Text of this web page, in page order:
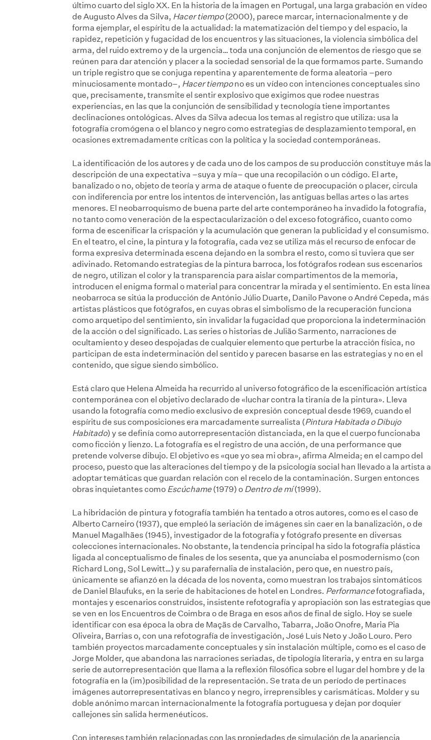
último cuarto del siglo XX. En la historia de la imagen en Portugal, una larga grabación en vídeo
de Augusto Alves da Silva, Hacer tiempo(2000), parece marcar, internacionalmente y de
forma ejemplar, el espíritu de la actualidad: la matematización del tiempo y del espacio, la
rapidez, repetición y fugacidad de los encuentros y las situaciones, la violencia simbólica del
arma, del ruido extremo y de la urgencia… toda una conjunción de elementos de riesgo que se
reúnen para dar atención y placer a la sociedad sensorial de la que formamos parte. Sumando
un triple registro que se conjuga repentina y aparentemente de forma aleatoria –pero
minuciosamente montado–, Hacer tiempono es un vídeo con intenciones conceptuales sino
que, precisamente, transmite el sentir explosivo que exigimos que rodee nuestras
experiencias, en las que la conjunción de sensibilidad y tecnología tiene importantes
declinaciones ontológicas. Alves da Silva adecua los temas al registro que utiliza: usa la
fotografía cromógena o el blanco y negro como estrategias de desplazamiento temporal, en
ocasiones extremadamente críticas con la política y la sociedad contemporáneas.
La identificación de los autores y de cada uno de los campos de su producción constituye más la
descripción de una expectativa –suya y mía– que una recopilación o un código. El arte,
banalizado o no, objeto de teoría y arma de ataque o fuente de preocupación o placer, circula
con indiferencia por entre los intentos de intervención, las antiguas bellas artes o las artes
menores. El neobarroquismo de buena parte del arte contemporáneo ha invadido la fotografía,
no tanto como veneración de la espectacularización o del exceso fotográfico, cuanto como
forma de escenificar la crispación y la acumulación que generan la publicidad y el consumismo.
En el teatro, el cine, la pintura y la fotografía, cada vez se utiliza más el recurso de enfocar de
forma expresiva determinada escena dejando en la sombra el resto, como si tuviera que ser
adivinado. Retomando estrategias de la pintura barroca, los fotógrafos rodean sus escenarios
de negro, utilizan el color y la transparencia para aislar compartimentos de la memoria,
introducen el enigma formal o material para concentrar la mirada y el sentimiento. En esta línea
neobarroca se sitúa la producción de António Júlio Duarte, Danilo Pavone o André Cepeda, más
artistas plásticos que fotógrafos, en cuyas obras el simbolismo de la recuperación funciona
como arquetipo del sentimiento, sin invalidar la fugacidad que proporciona la indeterminación
de la acción o del significado. Las series o historias de Julião Sarmento, narraciones de
ocultamiento y deseo despojadas de cualquier elemento que perturbe la atracción física, no
participan de esta indeterminación del sentido y parecen basarse en las estrategias y no en el
contenido, que sigue siendo simbólico.
Está claro que Helena Almeida ha recurrido al universo fotográfico de la escenificación artística
contemporánea con el objetivo declarado de «luchar contra la tiranía de la pintura». Lleva
usando la fotografía como medio exclusivo de expresión conceptual desde 1969, cuando el
espíritu de sus composiciones era marcadamente surrealista (Pintura Habitada o Dibujo
Habitado) y se definía como autorrepresentación distanciada, en la que el cuerpo funcionaba
como ficción y lienzo. La fotografía es el registro de una acción, de una performance que
pretende volverse dibujo. El objetivo es «que yo sea mi obra», afirma Almeida; en el campo del
proceso, puesto que las alteraciones del tiempo y de la psicología social han llevado a la artista a
adoptar temáticas que guardan relación con el recelo de la contaminación. Surgen entonces
obras inquietantes como Escúchame(1979) o Dentro de mí(1999).
La hibridación de pintura y fotografía también ha tentado a otros autores, como es el caso de
Alberto Carneiro (1937), que empleó la seriación de imágenes sin caer en la banalización, o de
Manuel Magalhães (1945), investigador de la fotografía y fotógrafo presente en diversas
colecciones internacionales. No obstante, la tendencia principal ha sido la fotografía plástica
ligada al conceptualismo de finales de los sesenta, que ya anunciaba el posmodernismo (con
Richard Long, Sol Lewitt…) y su parafernalia de instalación, pero que, en nuestro país,
únicamente se afianzó en la década de los noventa, como muestran los trabajos sintomáticos
de Daniel Blaufuks, en la serie de habitaciones de hotel en Londres. Performancefotografiada,
montajes y escenarios construidos, insistente refotografía y apropiación son las estrategias que
se ven en los Encuentros de Coimbra o de Braga en esos años de final de siglo. Hoy se suele
identificar con esa época la obra de Maçãs de Carvalho, Tabarra, João Onofre, Maria Pia
Oliveira, Barrias o, con una refotografía de investigación, José Luís Neto y João Louro. Pero
también proyectos marcadamente conceptuales y sin instalación múltiple, como es el caso de
Jorge Molder, que abandona las narraciones seriadas, de tipología literaria, y entra en su larga
serie de autorrepresentación que llama a la reflexión filosófica sobre el lugar del hombre y de la
fotografía en la (im)posibilidad de la representación. Se trata de un período de pertinaces
imágenes autorrepresentativas en blanco y negro, irreprensibles y carismáticas. Molder y su
doble anónimo marcan internacionalmente la fotografía portuguesa y dejan por doquier
callejones sin salida hermenéuticos.
Con intereses también relacionadas con las propiedades de simulación de la apariencia